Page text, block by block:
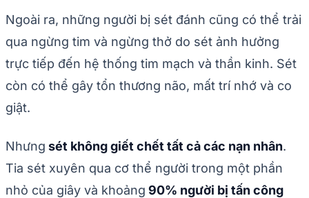
Ngoài ra, những người bị sét đánh cũng có thể trải
qua ngừng tim và ngừng thở do sét ảnh hưởng
trực tiếp đến hệ thống tim mạch và thần kinh. Sét
còn có thể gây tổn thương não, mất trí nhớ và co
giật.
Nhưng sét không giết chết tất cả các nạn nhân.
Tia sét xuyên qua cơ thể người trong một phần
nhỏ của giây và khoảng 90% người bị tấn công